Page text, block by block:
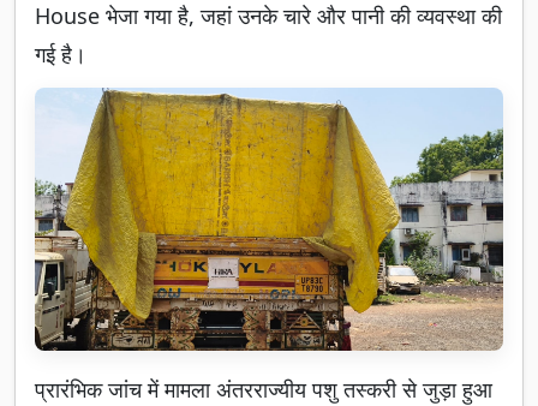
House भेजा गया है, जहां उनके चारे और पानी की व्यवस्था की
गई है।
प्रारंभिक जांच में मामला अंतरराज्यीय पशु तस्करी से जुड़ा हुआ